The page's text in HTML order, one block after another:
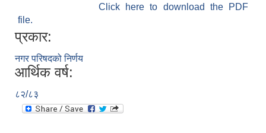
Click here to download the PDF
file.
प्रकार:
नगर परिषदको निर्णय
आर्थिक वर्ष:
८२/८३